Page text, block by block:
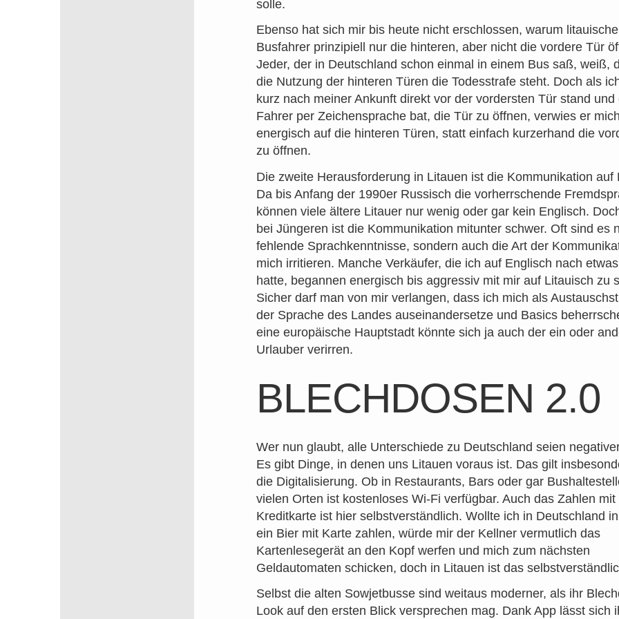
solle.
Ebenso hat sich mir bis heute nicht erschlossen, warum litauische
Busfahrer prinzipiell nur die hinteren, aber nicht die vordere Tür
Jeder, der in Deutschland schon einmal in einem Bus saß, weiß,
die Nutzung der hinteren Türen die Todesstrafe steht. Doch als
kurz nach meiner Ankunft direkt vor der vordersten Tür stand und
Fahrer per Zeichensprache bat, die Tür zu öffnen, verwies er
energisch auf die hinteren Türen, statt einfach kurzerhand die
zu öffnen.
Die zweite Herausforderung in Litauen ist die Kommunikation auf
Da bis Anfang der 1990er Russisch die vorherrschende
können viele ältere Litauer nur wenig oder gar kein Englisch.
bei Jüngeren ist die Kommunikation mitunter schwer. Oft sind es
fehlende Sprachkenntnisse, sondern auch die Art der
mich irritieren. Manche Verkäufer, die ich auf Englisch nach
hatte, begannen energisch bis aggressiv mit mir auf Litauisch zu
Sicher darf man von mir verlangen, dass ich mich als
der Sprache des Landes auseinandersetze und Basics
eine europäische Hauptstadt könnte sich ja auch der ein oder
Urlauber verirren.
BLECHDOSEN 2.0
Wer nun glaubt, alle Unterschiede zu Deutschland seien
Es gibt Dinge, in denen uns Litauen voraus ist. Das gilt
die Digitalisierung. Ob in Restaurants, Bars oder gar
vielen Orten ist kostenloses Wi-Fi verfügbar. Auch das Zahlen mit
Kreditkarte ist hier selbstverständlich. Wollte ich in Deutschland
ein Bier mit Karte zahlen, würde mir der Kellner vermutlich das
Kartenlesegerät an den Kopf werfen und mich zum nächsten
Geldautomaten schicken, doch in Litauen ist das
Selbst die alten Sowjetbusse sind weitaus moderner, als ihr
Look auf den ersten Blick versprechen mag. Dank App lässt sich